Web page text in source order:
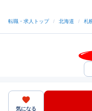
転職・求人トップ / 北海道 / 札
気になる
中途採用をご検討の企業様